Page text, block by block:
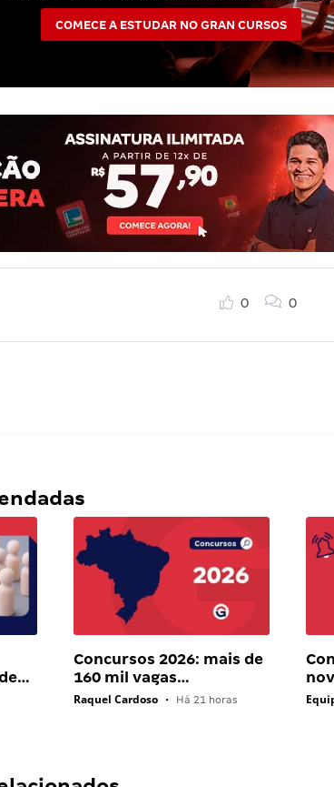
COMECE A ESTUDAR NO GRAN CURSOS
0 0
Concursos 2026: mais de
160 mil vagas…
Raquel Cardoso • Há 21 horas